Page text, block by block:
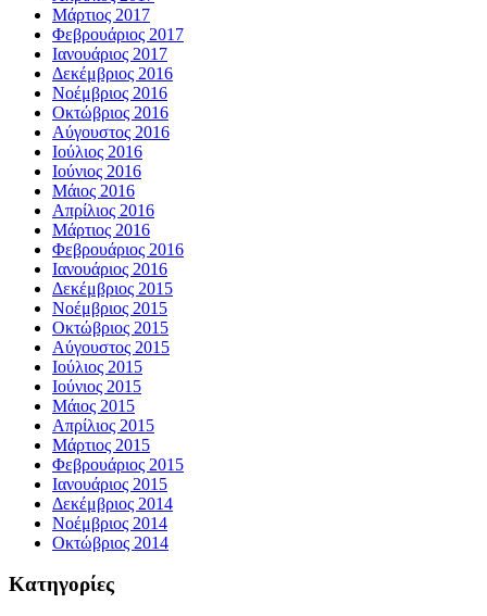
Μάρτιος 2017
Φεβρουάριος 2017
Ιανουάριος 2017
Δεκέμβριος 2016
Νοέμβριος 2016
Οκτώβριος 2016
Αύγουστος 2016
Ιούλιος 2016
Ιούνιος 2016
Μάιος 2016
Απρίλιος 2016
Μάρτιος 2016
Φεβρουάριος 2016
Ιανουάριος 2016
Δεκέμβριος 2015
Νοέμβριος 2015
Οκτώβριος 2015
Αύγουστος 2015
Ιούλιος 2015
Ιούνιος 2015
Μάιος 2015
Απρίλιος 2015
Μάρτιος 2015
Φεβρουάριος 2015
Ιανουάριος 2015
Δεκέμβριος 2014
Νοέμβριος 2014
Οκτώβριος 2014
Kατηγορίες